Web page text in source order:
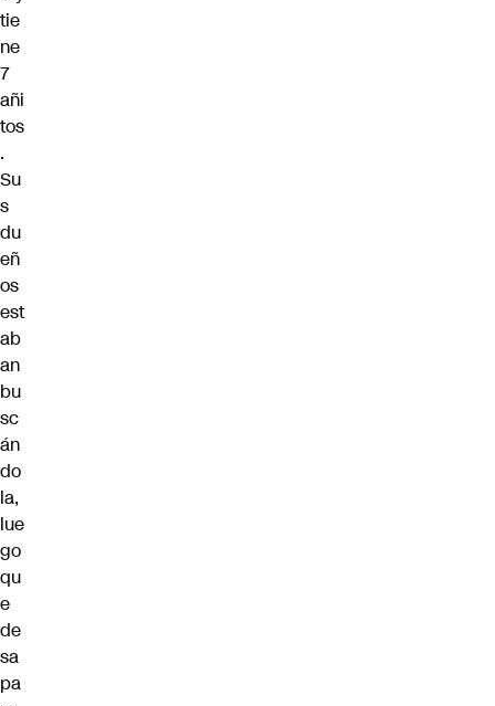
tie
ne
7
añi
tos
.
Su
s
du
eñ
os
est
ab
an
bu
sc
án
do
la,
lue
go
qu
e
de
sa
pa